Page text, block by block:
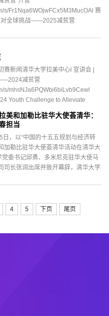
American and Caribbean...
s/Fr1Nqa6WOjwFCx5M3MucOAl 赛
对全球挑战——2025减贫营
顺利举办
s/dW1lwcwahZl...
赛新闻清华大学拉美中心l 宣讲会 |
减贫营
s/mhsNJa6PQWbi6biLvb9Cewl
Youth Challenge to Alleviate
1天 | 中拉青年应对全球挑战2024
s/LruaJfn7hGDwqyOrzbTg8wl 报名
减贫营https...
美和加勒比驻华大使荟清华：
担当
，以“中国的十五五规划与经济转
加勒比驻华大使荟清华活动在清华大
委书记邱勇、多米尼克驻华大使马
司长张润出席并致开幕辞，清华大学
4 5 下页 尾页